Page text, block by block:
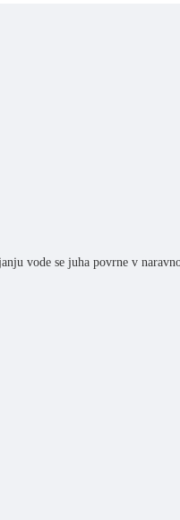
vode se juha povrne v